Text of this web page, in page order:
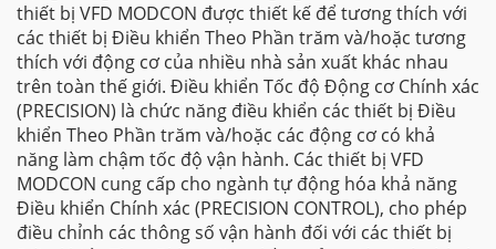
thiết bị VFD MODCON được thiết kế để tương thích với
các thiết bị Điều khiển Theo Phần trăm và/hoặc tương
thích với động cơ của nhiều nhà sản xuất khác nhau
trên toàn thế giới. Điều khiển Tốc độ Động cơ Chính xác
(PRECISION) là chức năng điều khiển các thiết bị Điều
khiển Theo Phần trăm và/hoặc các động cơ có khả
năng làm chậm tốc độ vận hành. Các thiết bị VFD
MODCON cung cấp cho ngành tự động hóa khả năng
Điều khiển Chính xác (PRECISION CONTROL), cho phép
điều chỉnh các thông số vận hành đối với các thiết bị